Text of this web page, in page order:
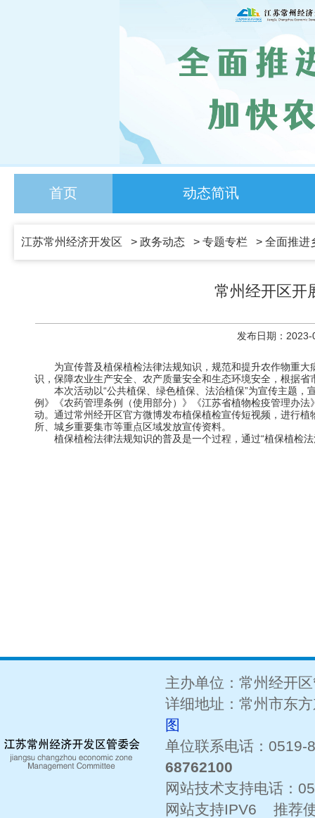
首页 动态简讯
江苏常州经济开发区 > 政务动态 > 专题专栏 > 全面推进
常州经开区开
发布日期：
为宣传普及植保植检法律法规知识，规范和提升农作物重
识，保障农业生产安全、农产质量安全和生态环境安全，根据
本次活动以“公共植保、绿色植保、法治植保”为宣传主题
例》《农药管理条例（使用部分）》《江苏省植物检疫管理办
动。通过常州经开区官方微博发布植保植检宣传短视频，进行
所、城乡重要集市等重点区域发放宣传资料。
植保植检法律法规知识的普及是一个过程，通过“植保植检
主办单位：常州经开
详细地址：常州市
图
单位联系电话：
68762100
网站技术支持电话：
网站支持IPV6 推荐